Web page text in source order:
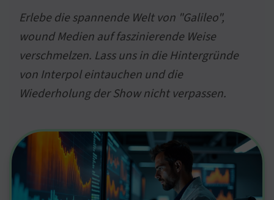
Erlebe die spannende Welt von "Galileo",
wound Medien auf faszinierende Weise
verschmelzen. Lass uns in die Hintergründe
von Interpol eintauchen und die
Wiederholung der Show nicht verpassen.